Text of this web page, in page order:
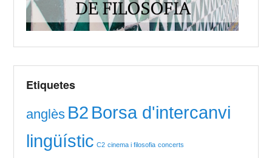
Etiquetes
anglès B2 Borsa d'intercanvi
lingüístic C2 cinema i filosofia concerts